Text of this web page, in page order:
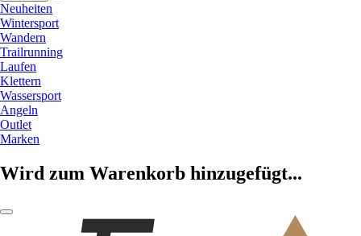
Neuheiten
Wintersport
Wandern
Trailrunning
Laufen
Klettern
Wassersport
Angeln
Outlet
Marken
Wird zum Warenkorb hinzugefügt...